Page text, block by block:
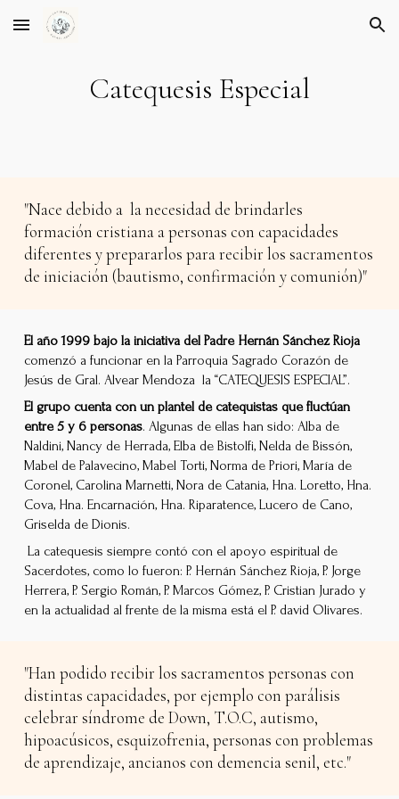
Skip to main content Skip to navigation
Catequesis Especial
"Nace debido a la necesidad de brindarles
formación cristiana a personas con capacidades
diferentes y prepararlos para recibir los sacramentos
de iniciación (bautismo, confirmación y comunión)"
El año 1999 bajo la iniciativa del Padre Hernán Sánchez Rioja
comenzó a funcionar en la Parroquia Sagrado Corazón de
Jesús de Gral. Alvear Mendoza la “CATEQUESIS ESPECIAL”.
El grupo cuenta con un plantel de catequistas que fluctúan
entre 5 y 6 personas. Algunas de ellas han sido: Alba de
Naldini, Nancy de Herrada, Elba de Bistolfi, Nelda de Bissón,
Mabel de Palavecino, Mabel Torti, Norma de Priori, María de
Coronel, Carolina Marnetti, Nora de Catania, Hna. Loretto, Hna.
Cova, Hna. Encarnación, Hna. Riparatence, Lucero de Cano,
Griselda de Dionis.
La catequesis siempre contó con el apoyo espiritual de
Sacerdotes, como lo fueron: P. Hernán Sánchez Rioja, P. Jorge
Herrera, P. Sergio Román, P. Marcos Gómez, P. Cristian Jurado y
en la actualidad al frente de la misma está el P. david Olivares.
"Han podido recibir los sacramentos personas con
distintas capacidades, por ejemplo con parálisis
celebrar síndrome de Down, T.O.C, autismo,
hipoacúsicos, esquizofrenia, personas con problemas
de aprendizaje, ancianos con demencia senil, etc."